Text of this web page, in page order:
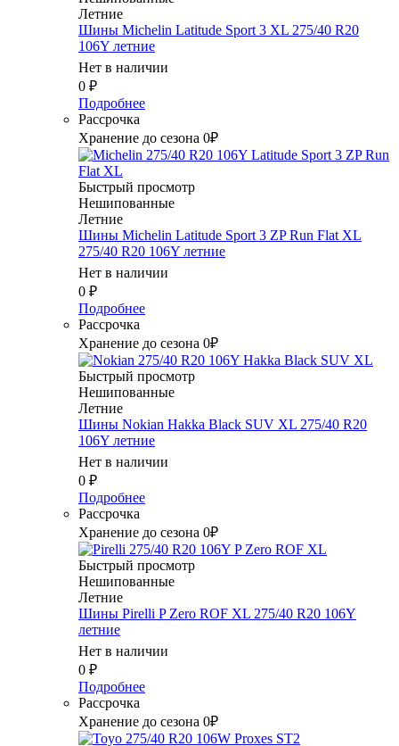
Летние
Шины Michelin Latitude Sport 3 XL 275/40 R20
106Y летние
Нет в наличии
0 ₽
Подробнее
Рассрочка
Хранение до сезона 0₽
Быстрый просмотр
Нешипованные
Летние
Шины Michelin Latitude Sport 3 ZP Run Flat XL
275/40 R20 106Y летние
Нет в наличии
0 ₽
Подробнее
Рассрочка
Хранение до сезона 0₽
Быстрый просмотр
Нешипованные
Летние
Шины Nokian Hakka Black SUV XL 275/40 R20
106Y летние
Нет в наличии
0 ₽
Подробнее
Рассрочка
Хранение до сезона 0₽
Быстрый просмотр
Нешипованные
Летние
Шины Pirelli P Zero ROF XL 275/40 R20 106Y
летние
Нет в наличии
0 ₽
Подробнее
Рассрочка
Хранение до сезона 0₽